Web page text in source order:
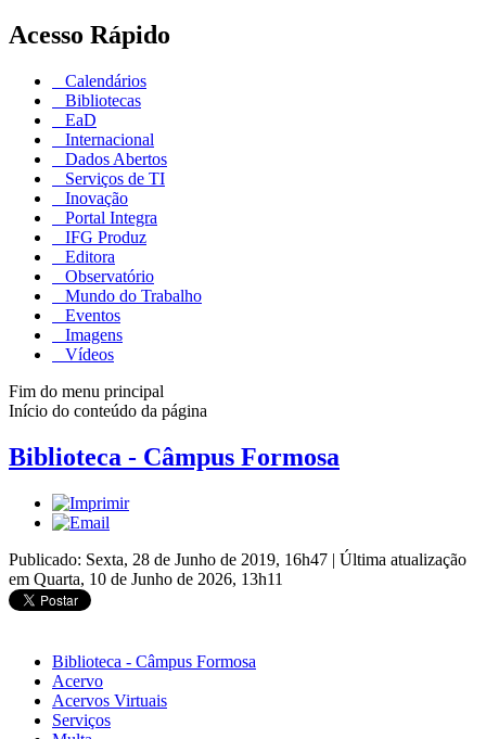
Acesso Rápido
Calendários
Bibliotecas
EaD
Internacional
Dados Abertos
Serviços de TI
Inovação
Portal Integra
IFG Produz
Editora
Observatório
Mundo do Trabalho
Eventos
Imagens
Vídeos
Fim do menu principal
Início do conteúdo da página
Biblioteca - Câmpus Formosa
Publicado: Sexta, 28 de Junho de 2019, 16h47 | Última atualização
em Quarta, 10 de Junho de 2026, 13h11
Biblioteca - Câmpus Formosa
Acervo
Acervos Virtuais
Serviços